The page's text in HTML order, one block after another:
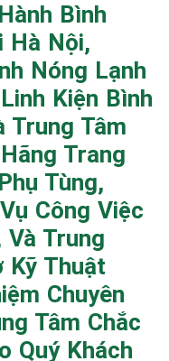
Bình
Hà Nội,
Nóng Lạnh
Kiện Bình
Trung Tâm
Trang
Tùng,
Công Việc
Và Trung
Kỹ Thuật
Chuyên
Tâm Chắc
Quý Khách